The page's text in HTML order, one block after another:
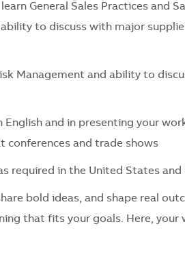
General Sales Practices and
to discuss with major
Management and ability to
and in presenting your
conferences and trade shows
required in the United States and
bold ideas, and shape real
that fits your goals. Here,